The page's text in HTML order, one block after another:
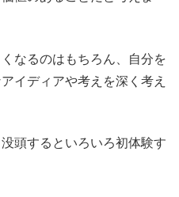
なるのはもちろん、自分を
イディアや考えを深く考え
頭するといろいろ初体験す